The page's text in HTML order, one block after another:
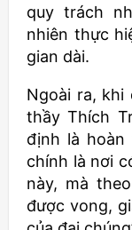
quy trách
nhiên thực
gian dài.
Ngoài ra,
thầy Thích
định là hoàn
chính là nơi
này, mà
được vong,